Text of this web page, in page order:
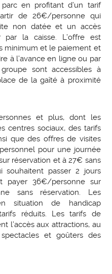
en profitant d’un tarif
de 26€/personne qui
non datée et un accès
la caisse. L’offre est
minimum et le paiement et
à l’avance en ligne ou par
sont accessibles à
de la gaîté à proximité
et plus, dont les
centres sociaux, des tarifs
que des offres de visites
pour une journée
réservation et à 27€ sans
souhaitent passer 2 jours
payer 36€/personne sur
sans réservation. Les
situation de handicap
réduits. Les tarifs de
l’accès aux attractions, au
et goûters des